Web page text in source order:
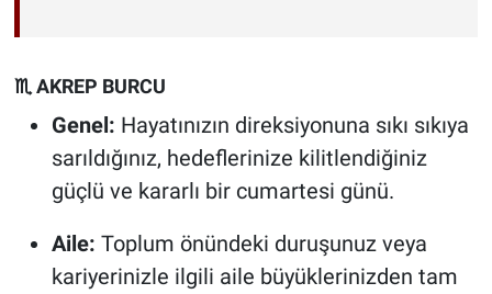
♏ AKREP BURCU
Genel: Hayatınızın direksiyonuna sıkı sıkıya
sarıldığınız, hedeflerinize kilitlendiğiniz
güçlü ve kararlı bir cumartesi günü.
Aile: Toplum önündeki duruşunuz veya
kariyerinizle ilgili aile büyüklerinizden tam